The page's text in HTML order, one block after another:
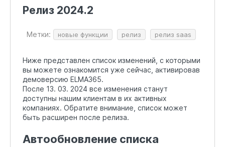
Релиз 2024.2
Метки: новые функции релиз релиз saas
Ниже представлен список изменений, с которыми
вы можете ознакомится уже сейчас, активировав
демоверсию ELMA365.
После 13. 03. 2024 все изменения станут
доступны нашим клиентам в их активных
компаниях. Обратите внимание, список может
быть расширен после релиза.
Автообновление списка